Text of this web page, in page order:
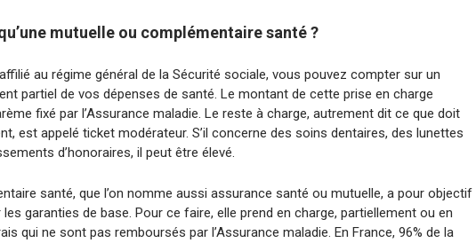
mutuelle ou complémentaire santé ?
au régime général de la Sécurité sociale, vous pouvez compter sur un
partiel de vos dépenses de santé. Le montant de cette prise en charge
fixé par l’Assurance maladie. Le reste à charge, autrement dit ce que doit
est appelé ticket modérateur. S’il concerne des soins dentaires, des lunettes
d’honoraires, il peut être élevé.
santé, que l’on nomme aussi assurance santé ou mutuelle, a pour objectif
garanties de base. Pour ce faire, elle prend en charge, partiellement ou en
qui ne sont pas remboursés par l’Assurance maladie. En France, 96% de la